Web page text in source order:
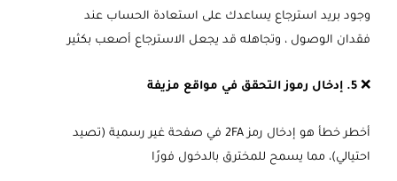
وجود بريد استرجاع يساعدك على استعادة الحساب عند
فقدان الوصول ، وتجاهله قد يجعل الاسترجاع أصعب بكثير
❌ 5. إدخال رموز التحقق في مواقع مزيفة
أخطر خطأ هو إدخال رمز 2FA في صفحة غير رسمية (تصيد
احتيالي)، مما يسمح للمخترق بالدخول فورًا